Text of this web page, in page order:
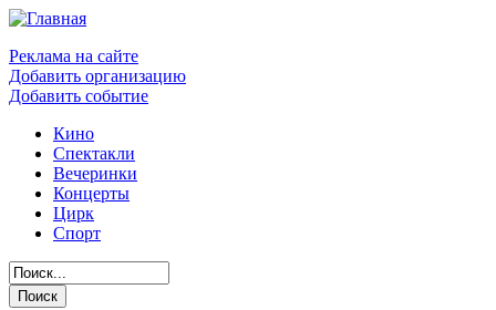
Реклама на сайте
Добавить организацию
Добавить событие
Кино
Спектакли
Вечеринки
Концерты
Цирк
Спорт